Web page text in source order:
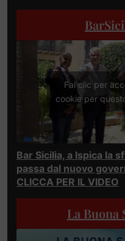
Fai clic per
cookie per
Bar Sicilia, a Ispica la
passa dal nuovo
CLICCA PER IL VIDEO
La Buona